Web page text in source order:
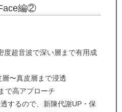
編②
度超音波で深い層まで有用成
〜真皮層まで浸透
で高アプローチ
するので、新陳代謝UP・保